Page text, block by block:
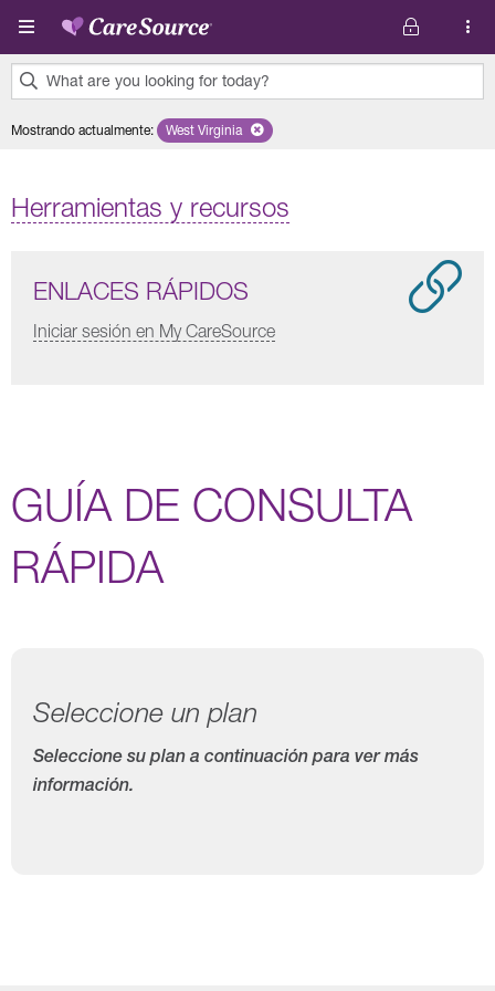
Pasar al contenido principal
What are you looking for today?
results
Mostrando actualmente: Remove selected state 'West Virginia'
West Virginia
Herramientas y recursos
ENLACES RÁPIDOS
Iniciar sesión en My CareSource
GUÍA DE CONSULTA
RÁPIDA
Seleccione un plan
Seleccione su plan a continuación para ver más
información.